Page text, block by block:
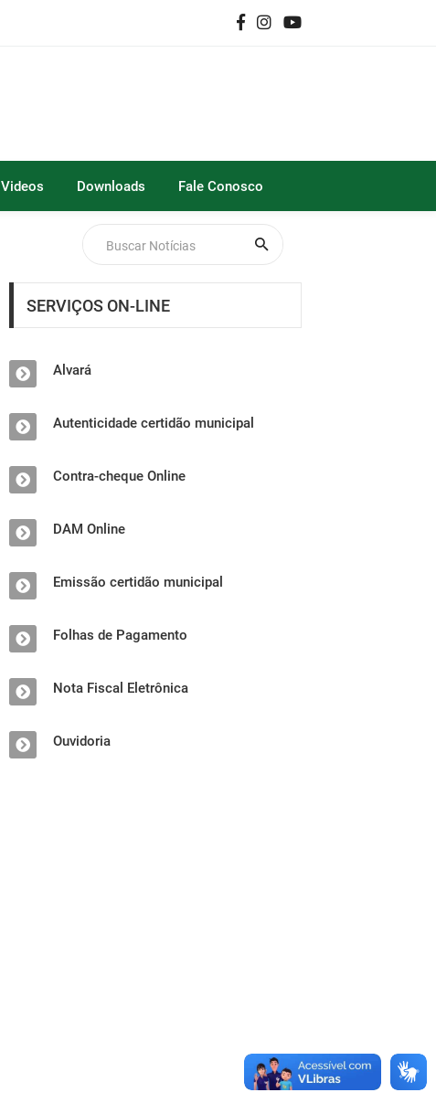
Videos Downloads Fale Conosco
SERVIÇOS ON-LINE
Alvará
Autenticidade certidão municipal
Contra-cheque Online
DAM Online
Emissão certidão municipal
Folhas de Pagamento
Nota Fiscal Eletrônica
Ouvidoria